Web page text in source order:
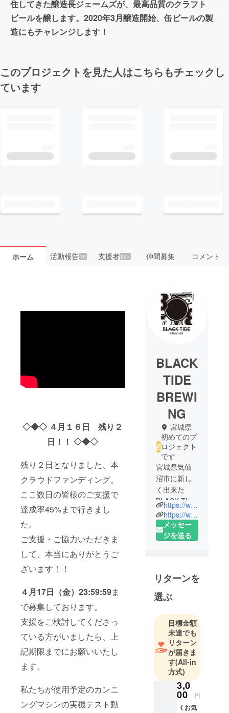
住してきた醸造長ジェームズが、最高品質のクラフト
ビールを醸します。2020年3月醸造開始、缶ビールの製
造にもチャレンジします！
このプロジェクトを見た人はこちらもチェックし
ています
ホーム 活動報告16 支援者99+ 仲間募集 コメント
◇◆◇ ４月１６日 残り２
日！！ ◇◆◇
残り２日となりました、本
クラウドファンディング。
ここ数日の皆様のご支援で
達成率45%まで行きまし
た。
ご支援・ご協力いただきま
して、本当にありがとうご
ざいます！！
４月17日（金）23:59:59ま
で募集しております。
支援をご検討してくださっ
ている方がいましたら、上
記期限までにお願いいたし
ます。
私たちが使用予定のカンニ
ングマシンの実機テスト動
BLACK
TIDE
BREWI
NG
宮城県
初めてのプ
ロジェクト
です
宮城県気仙
沼市に新し
く出来た
BLACK TIDE
BREWINGで
す！！
ポートラン
重県の伊勢
角屋麦酒で
トレーニン
グしてきた
アメリカ出
身醸造家
James
Watneyが気
仙沼に移住
し、最高の
クラフト
ビールを醸
https://www.facebook.com/BlackTideBrewing/
https://www.instagram.com/blacktidebrewing/
メッセー
ジを送る
リターンを
選ぶ
目標金額
未達でも
リターン
が届きま
す(All-in
方式)
3,0
00 円
《 お気